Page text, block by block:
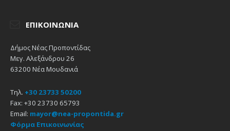
ΕΠΙΚΟΙΝΩΝΊΑ
Δήμος Νέας Προποντίδας
Μεγ. Αλεξάνδρου 26
63200 Νέα Μουδανιά
Τηλ. +30 23733 50200
Fax: +30 23730 65793
Email: mayor@nea-propontida.gr
Φόρμα Επικοινωνίας